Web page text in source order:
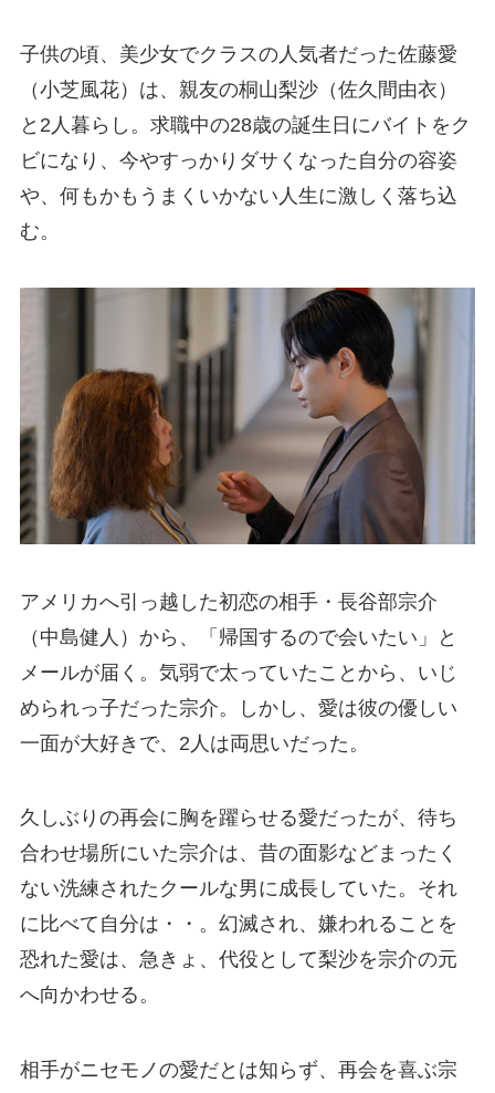
子供の頃、美少女でクラスの人気者だった佐藤愛
（小芝風花）は、親友の桐山梨沙（佐久間由衣）
と2人暮らし。求職中の28歳の誕生日にバイトをク
ビになり、今やすっかりダサくなった自分の容姿
や、何もかもうまくいかない人生に激しく落ち込
む。
アメリカへ引っ越した初恋の相手・長谷部宗介
（中島健人）から、「帰国するので会いたい」と
メールが届く。気弱で太っていたことから、いじ
められっ子だった宗介。しかし、愛は彼の優しい
一面が大好きで、2人は両思いだった。
久しぶりの再会に胸を躍らせる愛だったが、待ち
合わせ場所にいた宗介は、昔の面影などまったく
ない洗練されたクールな男に成長していた。それ
に比べて自分は・・。幻滅され、嫌われることを
恐れた愛は、急きょ、代役として梨沙を宗介の元
へ向かわせる。
相手がニセモノの愛だとは知らず、再会を喜ぶ宗